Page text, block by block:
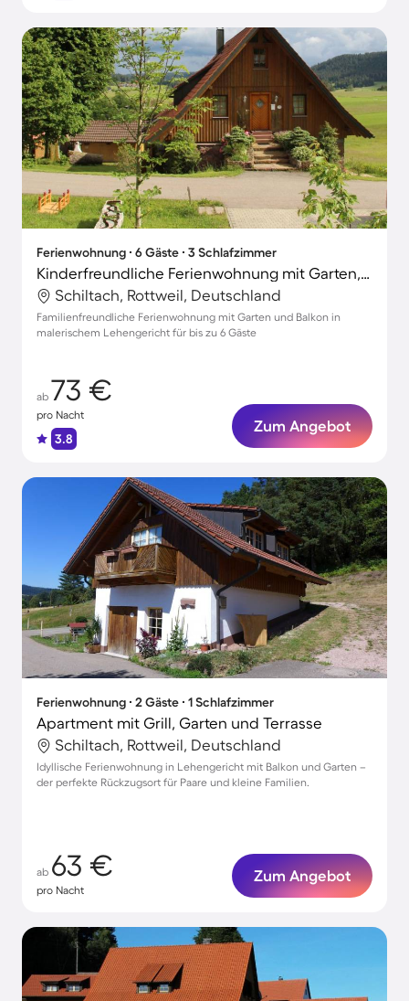
Ferienwohnung ∙ 6 Gäste ∙ 3 Schlafzimmer
Kinderfreundliche Ferienwohnung mit Garten, Terrasse und Grill
Schiltach, Rottweil, Deutschland
Familienfreundliche Ferienwohnung mit Garten und Balkon in
malerischem Lehengericht für bis zu 6 Gäste
ab 73 €
pro Nacht
3.8
Zum Angebot
Ferienwohnung ∙ 2 Gäste ∙ 1 Schlafzimmer
Apartment mit Grill, Garten und Terrasse
Schiltach, Rottweil, Deutschland
Idyllische Ferienwohnung in Lehengericht mit Balkon und Garten –
der perfekte Rückzugsort für Paare und kleine Familien.
ab 63 €
pro Nacht
Zum Angebot